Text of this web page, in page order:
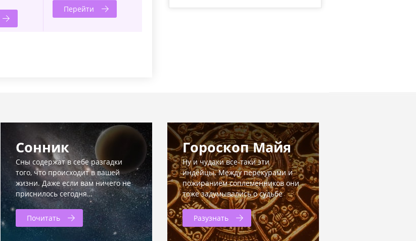
Перейти
Сонник
Сны содержат в себе разгадки
того, что происходит в вашей
жизни. Даже если вам ничего не
приснилось сегодня…
Почитать
Гороскоп Майя
Ну и чудаки все-таки эти
индейцы. Между перекурами и
пожиранием соплеменников они
тоже задумывались о судьбе
Разузнать